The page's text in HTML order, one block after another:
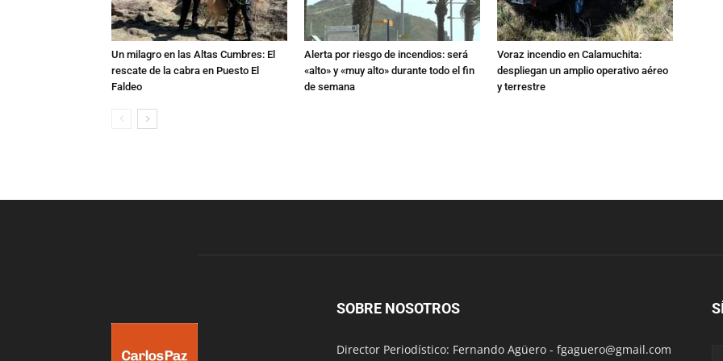
Un milagro en las Altas Cumbres: El
rescate de la cabra en Puesto El
Faldeo
Alerta por riesgo de incendios: será
«alto» y «muy alto» durante todo el fin
de semana
Voraz incendio en Calamuchita:
despliegan un amplio operativo aéreo
y terrestre
SOBRE NOSOTROS
Director Periodístico: Fernando Agüero - fgaguero@gmail.com